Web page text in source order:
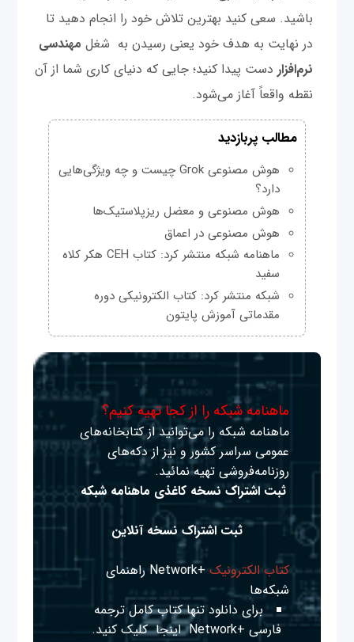
باشید. سعی کنید بهترین تلاش خود را انجام دهید تا
در نهایت به هدف خود یعنی رسیدن به شغل مهندسی
نرم‌افزار دست پیدا کنید؛ جایی که دنیای کاری شما از آن
نقطه واقعاً آغاز می‌شود.
مطالب پربازدید
هوش مصنوعی Grok چیست و چه ویژگی‌هایی
دارد؟
هوش مصنوعی و معضل ریزپلاستیک‌ها
هوش مصنوعی در اعماق
ماهنامه شبکه منتشر کرد: کتاب CEH هکر کلاه
سفید
شبکه منتشر کرد: کتاب الکترونیکی دوره
مقدماتی آموزش پایتون
ماهنامه شبکه را از کجا تهیه کنیم؟
ماهنامه شبکه را می‌توانید از کتابخانه‌های
عمومی سراسر کشور و نیز از دکه‌های
روزنامه‌فروشی تهیه نمائید.
ثبت اشتراک نسخه کاغذی ماهنامه شبکه
ثبت اشتراک نسخه آنلاین
کتاب الکترونیک
+Network راهنمای
شبکه‌ها
برای دانلود تنها کتاب کامل ترجمه
فارسی +Network
اینجا کلیک کنید.